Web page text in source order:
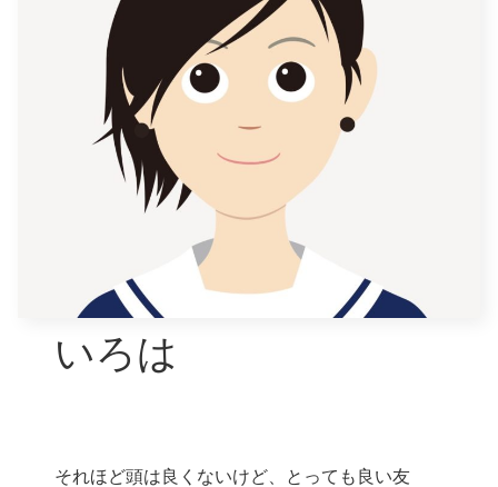
いろは
それほど頭は良くないけど、とっても良い友